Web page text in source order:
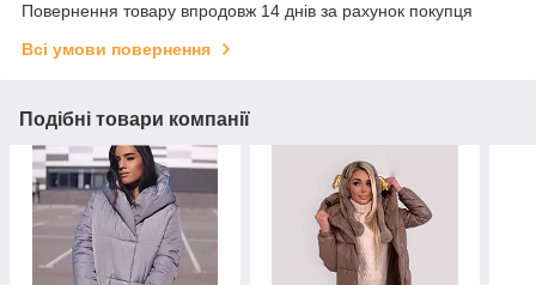
Повернення товару впродовж 14 днів за рахунок покупця
Всі умови повернення
Подібні товари компанії